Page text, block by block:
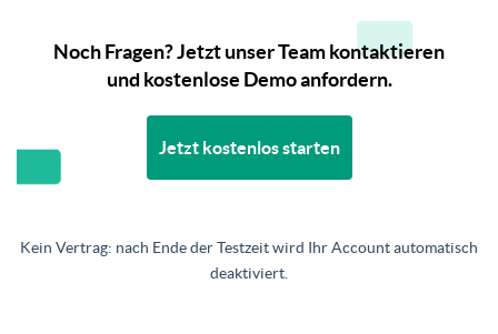
Noch Fragen? Jetzt unser Team kontaktieren
und kostenlose Demo anfordern.
Jetzt kostenlos starten
Kein Vertrag: nach Ende der Testzeit wird Ihr Account automatisch
deaktiviert.